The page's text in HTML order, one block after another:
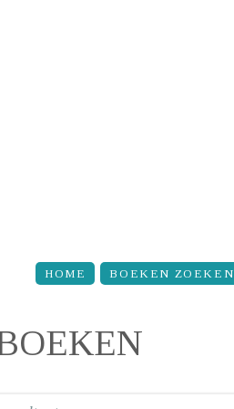
HOME BOEKEN ZOEKEN